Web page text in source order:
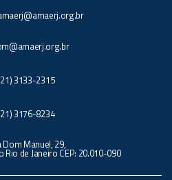
3133-2315
3176-8234
Dom Manuel, 29,
Rio de Janeiro CEP: 20.010-090